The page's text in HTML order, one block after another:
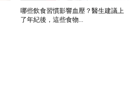
哪些飲食習慣影響血壓？醫生建議上
了年紀後，這些食物...